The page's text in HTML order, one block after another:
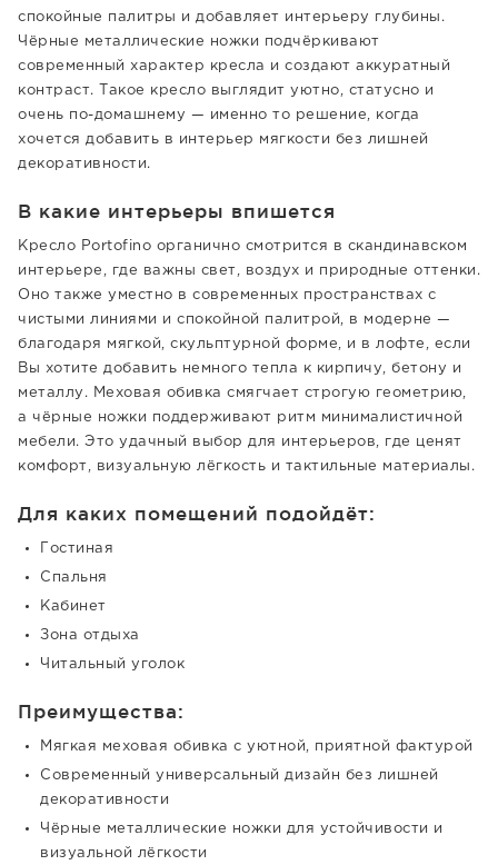
спокойные палитры и добавляет интерьеру глубины.
Чёрные металлические ножки подчёркивают
современный характер кресла и создают аккуратный
контраст. Такое кресло выглядит уютно, статусно и
очень по-домашнему — именно то решение, когда
хочется добавить в интерьер мягкости без лишней
декоративности.
В какие интерьеры впишется
Кресло Portofino органично смотрится в скандинавском
интерьере, где важны свет, воздух и природные оттенки.
Оно также уместно в современных пространствах с
чистыми линиями и спокойной палитрой, в модерне —
благодаря мягкой, скульптурной форме, и в лофте, если
Вы хотите добавить немного тепла к кирпичу, бетону и
металлу. Меховая обивка смягчает строгую геометрию,
а чёрные ножки поддерживают ритм минималистичной
мебели. Это удачный выбор для интерьеров, где ценят
комфорт, визуальную лёгкость и тактильные материалы.
Для каких помещений подойдёт:
Гостиная
Спальня
Кабинет
Зона отдыха
Читальный уголок
Преимущества:
Мягкая меховая обивка с уютной, приятной фактурой
Современный универсальный дизайн без лишней
декоративности
Чёрные металлические ножки для устойчивости и
визуальной лёгкости